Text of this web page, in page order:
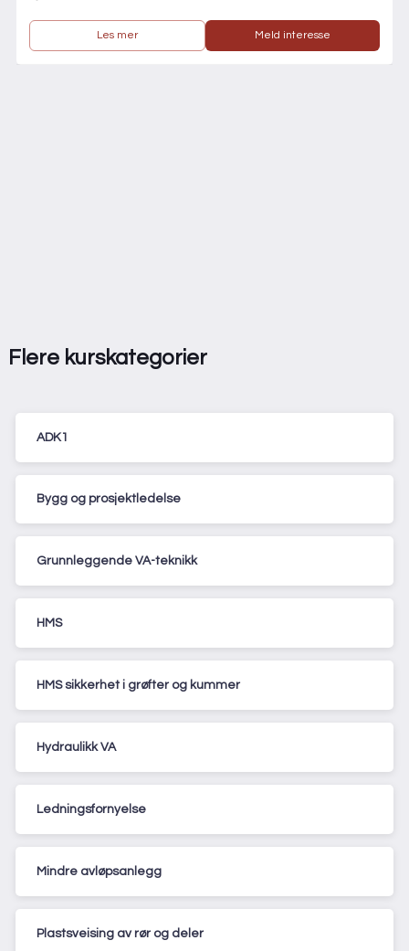
Les mer Meld interesse
Flere kurskategorier
ADK1
Bygg og prosjektledelse
Grunnleggende VA-teknikk
HMS
HMS sikkerhet i grøfter og kummer
Hydraulikk VA
Ledningsfornyelse
Mindre avløpsanlegg
Plastsveising av rør og deler